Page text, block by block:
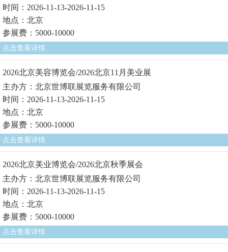
时间：2026-11-13-2026-11-15
地点：北京
参展费：5000-10000
点击查看详情
2026北京美容博览会/2026北京11月美业展
主办方：北京世博联展览服务有限公司
时间：2026-11-13-2026-11-15
地点：北京
参展费：5000-10000
点击查看详情
2026北京美业博览会/2026北京秋季展会
主办方：北京世博联展览服务有限公司
时间：2026-11-13-2026-11-15
地点：北京
参展费：5000-10000
点击查看详情